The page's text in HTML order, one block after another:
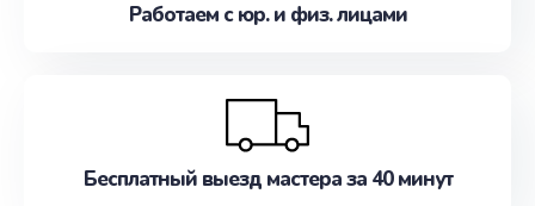
Работаем с юр. и физ. лицами
Бесплатный выезд мастера за 40 минут